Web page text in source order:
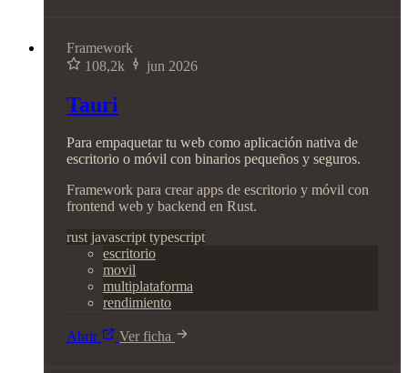
Framework
108,2k
jun 2026
Tauri
Para empaquetar tu web como aplicación nativa de
escritorio o móvil con binarios pequeños y seguros.
Framework para crear apps de escritorio y móvil con
frontend web y backend en Rust.
rustjavascripttypescript
escritorio
movil
multiplataforma
rendimiento
Abrir Ver ficha